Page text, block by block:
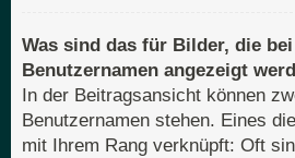
Was sind das für Bilder, die
Benutzernamen angezeigt
In der Beitragsansicht können
Benutzernamen stehen. Eines
mit Ihrem Rang verknüpft: Oft